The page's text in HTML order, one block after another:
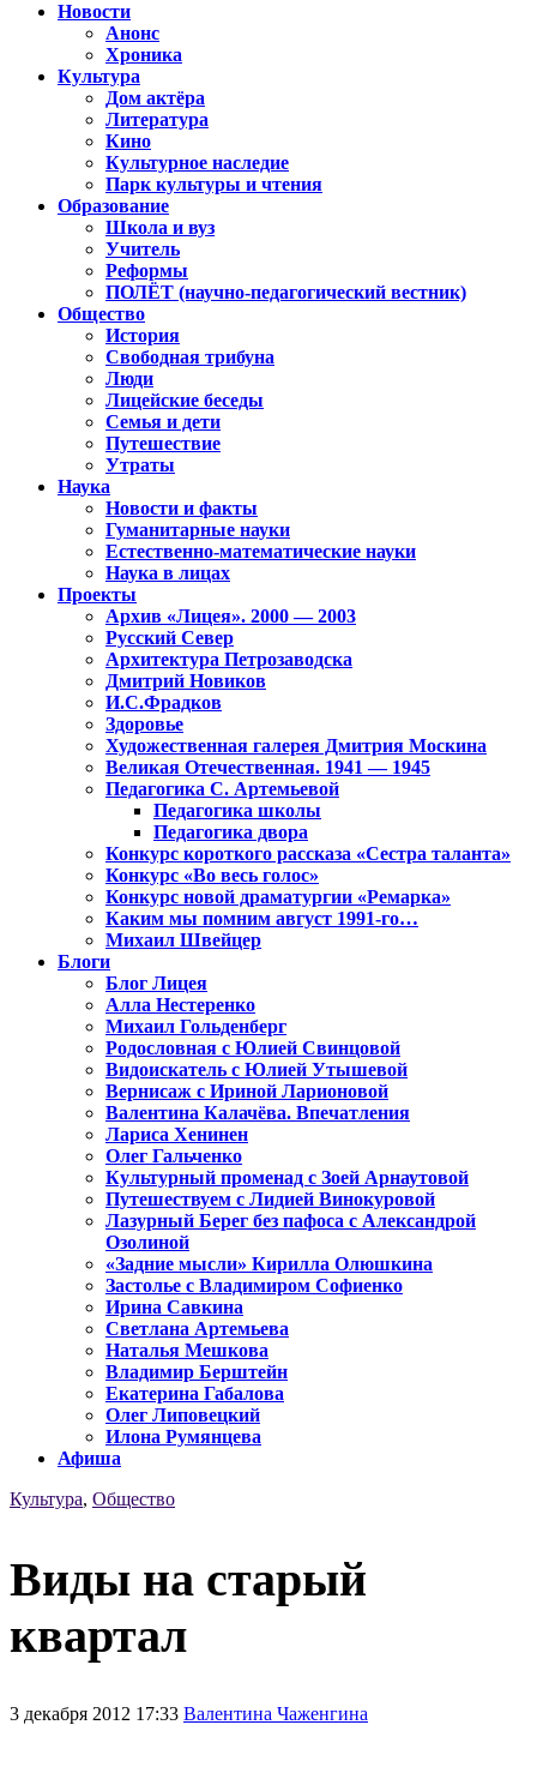
Новости
Анонс
Хроника
Культура
Дом актёра
Литература
Кино
Культурное наследие
Парк культуры и чтения
Образование
Школа и вуз
Учитель
Реформы
ПОЛЁТ (научно-педагогический вестник)
Общество
История
Свободная трибуна
Люди
Лицейские беседы
Семья и дети
Путешествие
Утраты
Наука
Новости и факты
Гуманитарные науки
Естественно-математические науки
Наука в лицах
Проекты
Архив «Лицея». 2000 — 2003
Русский Север
Архитектура Петрозаводска
Дмитрий Новиков
И.С.Фрадков
Здоровье
Художественная галерея Дмитрия Москина
Великая Отечественная. 1941 — 1945
Педагогика С. Артемьевой
Педагогика школы
Педагогика двора
Конкурс короткого рассказа «Сестра таланта»
Конкурс «Во весь голос»
Конкурс новой драматургии «Ремарка»
Каким мы помним август 1991-го…
Михаил Швейцер
Блоги
Блог Лицея
Алла Нестеренко
Михаил Гольденберг
Родословная с Юлией Свинцовой
Видоискатель с Юлией Утышевой
Вернисаж с Ириной Ларионовой
Валентина Калачёва. Впечатления
Лариса Хенинен
Олег Гальченко
Культурный променад с Зоей Арнаутовой
Путешествуем с Лидией Винокуровой
Лазурный Берег без пафоса с Александрой
Озолиной
«Задние мысли» Кирилла Олюшкина
Застолье с Владимиром Софиенко
Ирина Савкина
Светлана Артемьева
Наталья Мешкова
Владимир Берштейн
Екатерина Габалова
Олег Липовецкий
Илона Румянцева
Афиша
Культура, Общество
Виды на старый
квартал
3 декабря 2012 17:33 Валентина Чаженгина